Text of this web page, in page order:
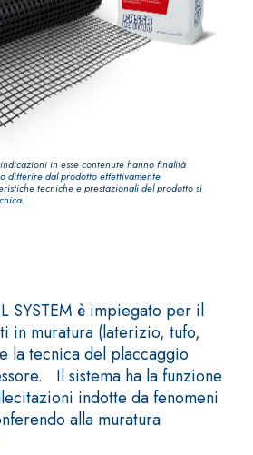
SYSTEM è impiegato per il
in muratura (laterizio, tufo,
la tecnica del placcaggio
Il sistema ha la funzione
indotte da fenomeni
alla muratura
in esse contenute hanno finalità
differire dal prodotto effettivamente
tecniche e prestazionali del prodotto si
E
CALCE
aerea,
GYPSOTECH